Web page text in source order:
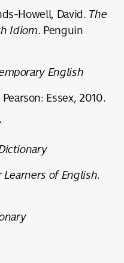
Howell, David.The
Idiom. Penguin
English
Essex, 2010.
of English.